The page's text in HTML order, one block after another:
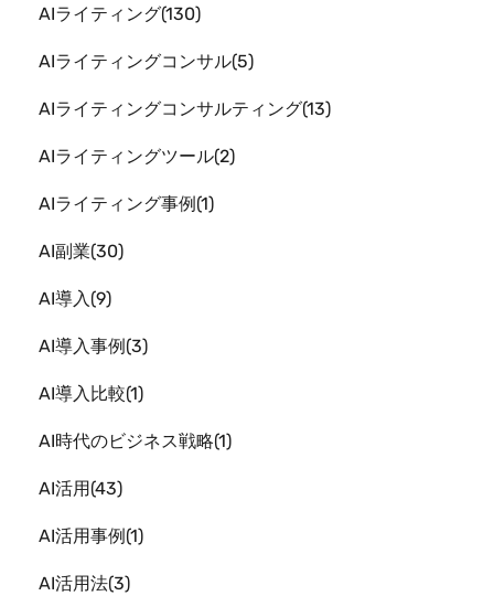
AIライティング 130
AIライティングコンサル 5
AIライティングコンサルティング 13
AIライティングツール 2
AIライティング事例 1
AI副業 30
AI導入 9
AI導入事例 3
AI導入比較 1
AI時代のビジネス戦略 1
AI活用 43
AI活用事例 1
AI活用法 3